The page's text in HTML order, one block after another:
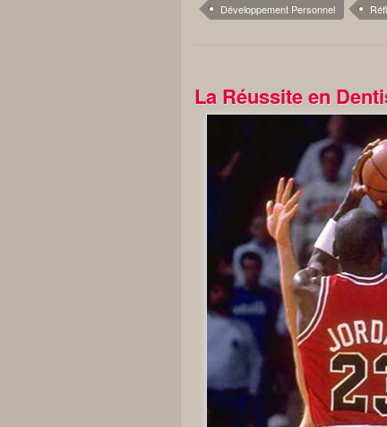
Développement Personnel
La Réussite en